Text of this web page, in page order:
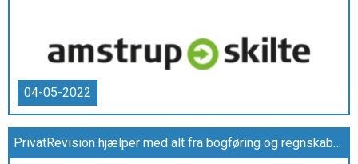
04-05-2022
PrivatRevision hjælper med alt fra bogføring og regnskaber til udlejning af fast ejendom m.m.